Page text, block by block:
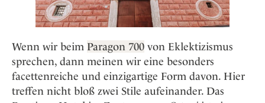
Mexico
Österreich
Portugal
Schweden
Persönlichkeiten
Our Story
Career
Kontakt
Adventkalender
Wenn wir beim Paragon 700 von Eklektizismus
sprechen, dann meinen wir eine besonders
facettenreiche und einzigartige Form davon. Hier
treffen nicht bloß zwei Stile aufeinander. Das